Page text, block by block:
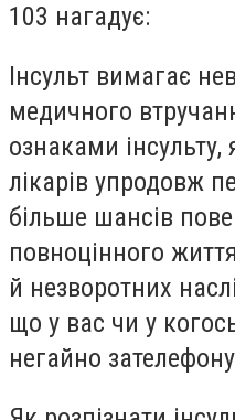
103 нагадує:
Інсульт вимагає
медичного
ознаками
лікарів упродовж
більше шансів
повноцінного
й незворотних
що у вас чи у
негайно